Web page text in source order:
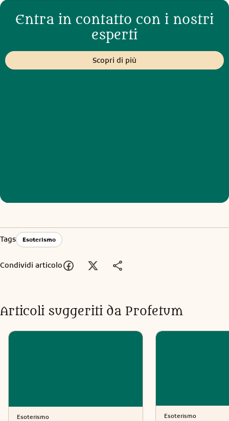
Entra in contatto con i nostri
esperti
Scopri di più
Tags Esoterismo
Condividi articolo
Articoli suggeriti da Profetum
Esoterismo Esoterismo